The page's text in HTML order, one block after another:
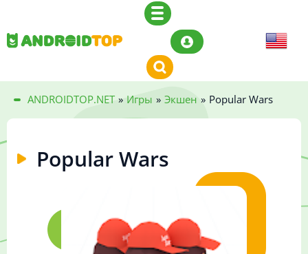
ANDROIDTOP.NET » Игры » Экшен » Popular Wars
Popular Wars